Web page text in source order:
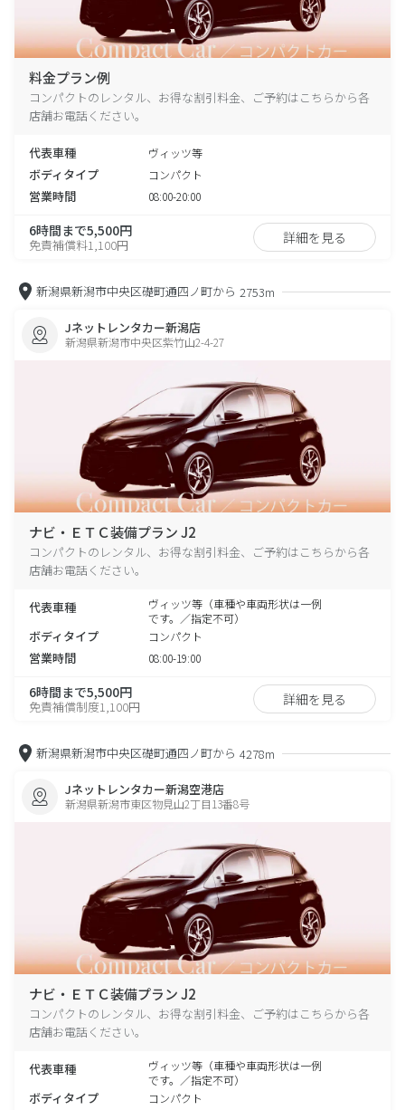
料金プラン例
コンパクトのレンタル、お得な割引料金、ご予約はこちらから各
店舗お電話ください。
代表車種 ヴィッツ等
ボディタイプ コンパクト
営業時間 08:00-20:00
6時間まで5,500円
免責補償料1,100円 詳細を見る
新潟県新潟市中央区礎町通四ノ町から 2753m
Jネットレンタカー新潟店
新潟県新潟市中央区紫竹山2-4-27
ナビ・ＥＴＣ装備プラン J2
コンパクトのレンタル、お得な割引料金、ご予約はこちらから各
店舗お電話ください。
代表車種
ヴィッツ等（車種や車両形状は一例
です。／指定不可）
ボディタイプ コンパクト
営業時間 08:00-19:00
6時間まで5,500円
免責補償制度1,100円 詳細を見る
新潟県新潟市中央区礎町通四ノ町から 4278m
Jネットレンタカー新潟空港店
新潟県新潟市東区物見山2丁目13番8号
ナビ・ＥＴＣ装備プラン J2
コンパクトのレンタル、お得な割引料金、ご予約はこちらから各
店舗お電話ください。
代表車種
ヴィッツ等（車種や車両形状は一例
です。／指定不可）
ボディタイプ コンパクト